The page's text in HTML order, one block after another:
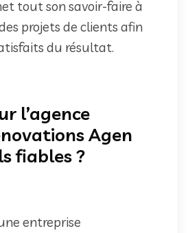
tout son savoir-faire à
projets de clients afin
du résultat.
l’agence
Agen
fiables ?
entreprise